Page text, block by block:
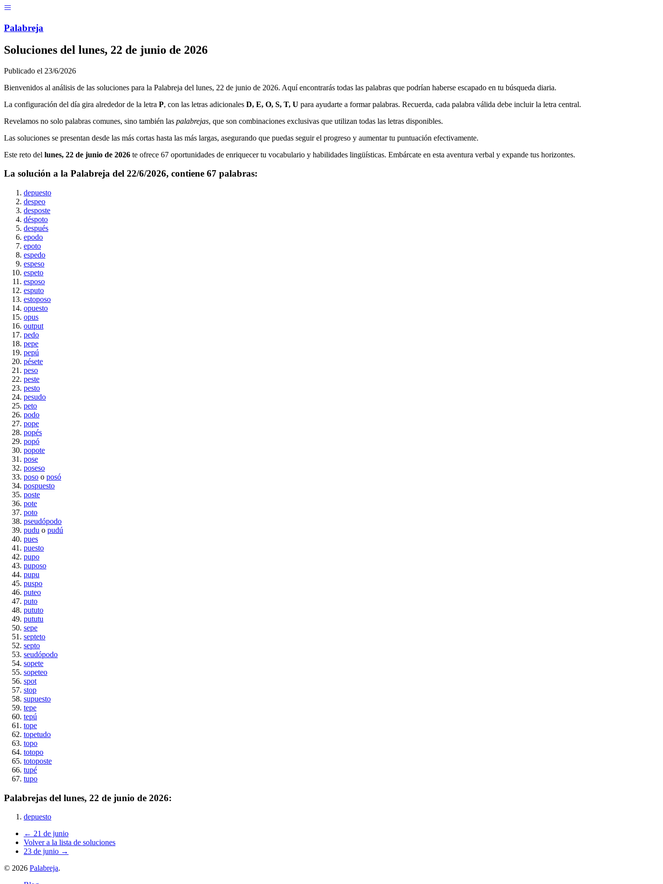
Palabreja
Soluciones del lunes, 22 de junio de 2026
Publicado el 23/6/2026
Bienvenidos al análisis de las soluciones para la Palabreja del lunes, 22 de junio de 2026. Aquí encontrarás todas las palabras que podrían haberse escapado en tu búsqueda diaria.
La configuración del día gira alrededor de la letra P, con las letras adicionales D, E, O, S, T, U para ayudarte a formar palabras. Recuerda, cada palabra válida debe incluir la letra central.
Revelamos no solo palabras comunes, sino también las palabrejas, que son combinaciones exclusivas que utilizan todas las letras disponibles.
Las soluciones se presentan desde las más cortas hasta las más largas, asegurando que puedas seguir el progreso y aumentar tu puntuación efectivamente.
Este reto del lunes, 22 de junio de 2026 te ofrece 67 oportunidades de enriquecer tu vocabulario y habilidades lingüísticas. Embárcate en esta aventura verbal y expande tus horizontes.
La solución a la Palabreja del 22/6/2026, contiene 67 palabras:
depuesto
despeo
desposte
déspoto
después
epodo
epoto
espedo
espeso
espeto
esposo
esputo
estoposo
opuesto
opus
output
pedo
pepe
pepú
pésete
peso
peste
pesto
pesudo
peto
podo
pope
popés
popó
popote
pose
poseso
poso o posó
pospuesto
poste
pote
poto
pseudópodo
pudu o pudú
pues
puesto
pupo
puposo
pupu
puspo
puteo
puto
pututo
pututu
sepe
septeto
septo
seudópodo
sopete
sopeteo
spot
stop
supuesto
tepe
tepú
tope
topetudo
topo
totopo
totoposte
tupé
tupo
Palabrejas del lunes, 22 de junio de 2026:
depuesto
← 21 de junio
Volver a la lista de soluciones
23 de junio →
© 2026 Palabreja.